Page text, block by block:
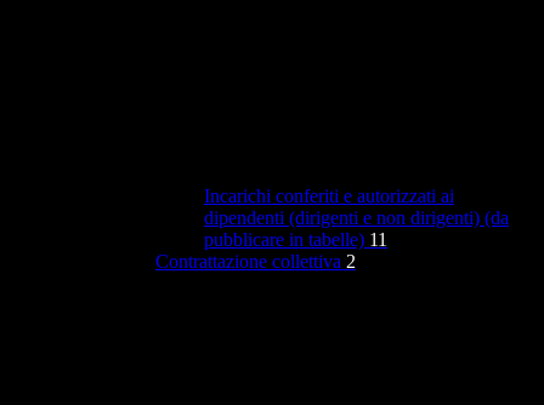
Incarichi conferiti e autorizzati ai
dipendenti (dirigenti e non dirigenti) (da
pubblicare in tabelle) 11
Contrattazione collettiva 2